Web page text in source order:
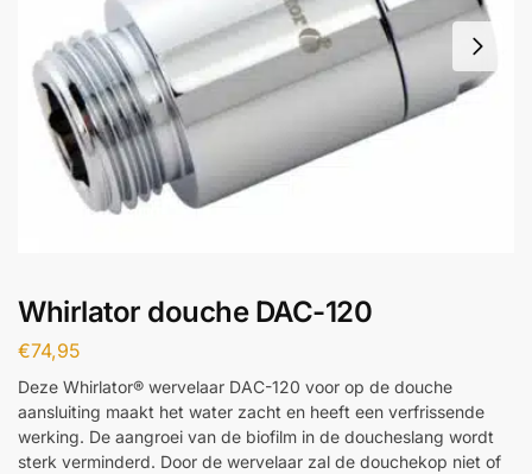
Whirlator douche DAC-120
€74,95
Deze Whirlator® wervelaar DAC-120 voor op de douche
aansluiting maakt het water zacht en heeft een verfrissende
werking. De aangroei van de biofilm in de doucheslang wordt
sterk verminderd. Door de wervelaar zal de douchekop niet of